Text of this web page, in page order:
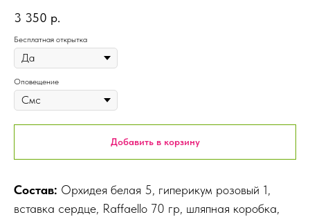
3 350 р.
Бесплатная открытка
Оповещение
Добавить в корзину
Состав: Орхидея белая 5, гиперикум розовый 1,
вставка сердце, Raffaello 70 гр, шляпная коробка,